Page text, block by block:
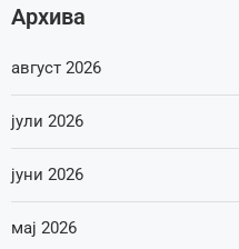
Архива
август 2026
јули 2026
јуни 2026
мај 2026